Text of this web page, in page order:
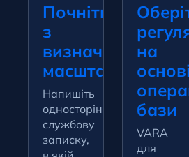
Почніть
з
визначення
масштабу
Напишіть
односторінкову
службову
записку,
на
основі
бази
VARA
для